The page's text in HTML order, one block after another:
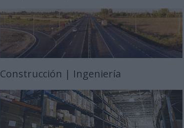
Construcción | Ingeniería